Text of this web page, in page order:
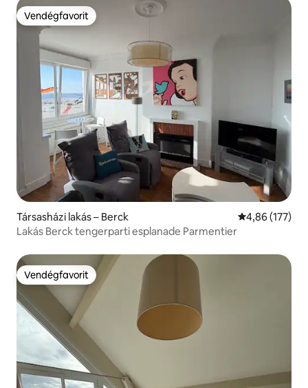
Vendégfavorit
Vendégfavorit
Társasházi lakás – Berck Átlagos
4,86 (177)
Lakás Berck tengerparti esplanade Parmentier
Vendégfavorit
Vendégfavorit